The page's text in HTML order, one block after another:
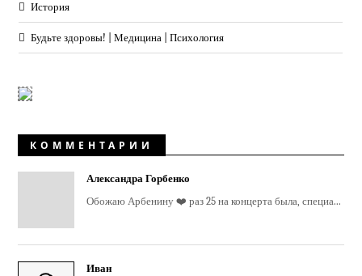
История
Будьте здоровы! | Медицина | Психология
КОММЕНТАРИИ
Александра Горбенко
Обожаю Арбенину ❤️ раз 25 на концерта была, специа...
Иван